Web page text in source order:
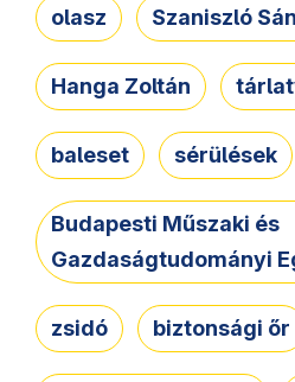
olasz Szaniszló
Hanga Zoltán
baleset sérülések
Budapesti Műszaki és
Gazdaságtudományi
zsidó biztonsági őr